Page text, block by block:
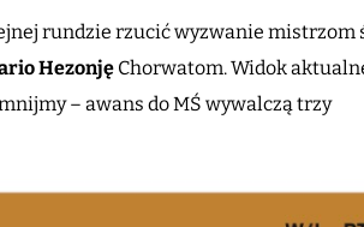
rundzie rzucić wyzwanie mistrzom
Hezonję Chorwatom. Widok
– awans do MŚ wywalczą trzy